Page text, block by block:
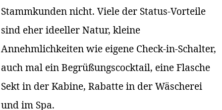
Stammkunden nicht. Viele der Status-Vorteile
sind eher ideeller Natur, kleine
Annehmlichkeiten wie eigene Check-in-Schalter,
auch mal ein Begrüßungscocktail, eine Flasche
Sekt in der Kabine, Rabatte in der Wäscherei
und im Spa.